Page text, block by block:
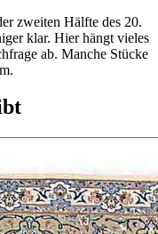
zweiten Hälfte des 20.
klar. Hier hängt vieles
ab. Manche Stücke